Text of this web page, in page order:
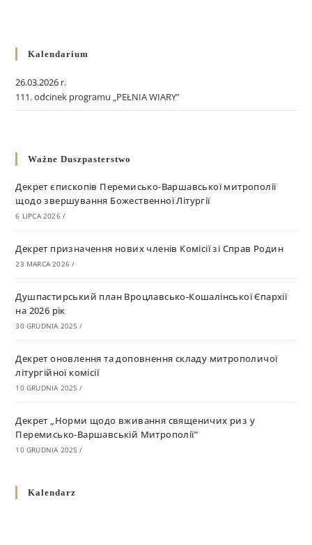
Kalendarium
26.03.2026 r.
111. odcinek programu „PEŁNIA WIARY”
Ważne Duszpasterstwo
Декрет єпископів Перемисько-Варшавської митрополії
щодо звершування Божественної Літургії
6 LIPCA 2026 /
Декрет призначення нових членів Комісії зі Справ Родин
23 MARCA 2026 /
Душпастирський план Вроцлавсько-Кошалінської Єпархії
на 2026 рік
30 GRUDNIA 2025 /
Декрет оновлення та доповнення складу митрополичої
літургійної комісії
10 GRUDNIA 2025 /
Декрет „Норми щодо вживання священичих риз у
Перемисько-Варшавській Митрополії”
10 GRUDNIA 2025 /
григоріанським календарем
Kalendarz